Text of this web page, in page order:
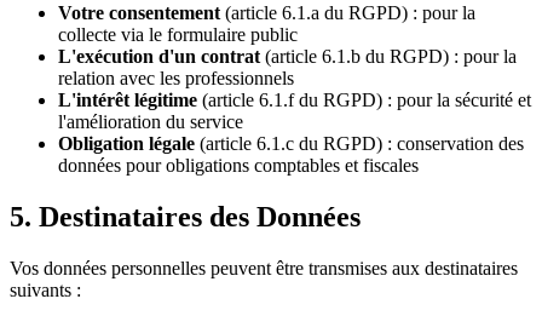
Votre consentement (article 6.1.a du RGPD) : pour la
collecte via le formulaire public
L'exécution d'un contrat (article 6.1.b du RGPD) : pour la
relation avec les professionnels
L'intérêt légitime (article 6.1.f du RGPD) : pour la sécurité et
l'amélioration du service
Obligation légale (article 6.1.c du RGPD) : conservation des
données pour obligations comptables et fiscales
5. Destinataires des Données
Vos données personnelles peuvent être transmises aux destinataires
suivants :